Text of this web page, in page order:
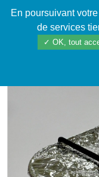
Cahier de textes
INSTRUMENTS
En poursuivant
de services
✓ OK, tout